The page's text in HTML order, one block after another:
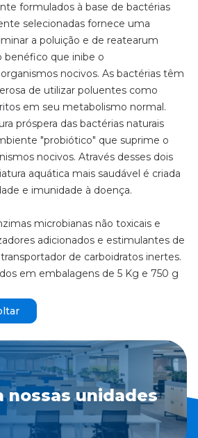
formulados à base de bactérias
selecionadas fornece uma
a poluição e de reatearum
benéfico que inibe o
nocivos. As bactérias têm
de utilizar poluentes como
em seu metabolismo normal.
próspera das bactérias naturais
"probiótico" que suprime o
nocivos. Através desses dois
aquática mais saudável é criada
e imunidade à doença.
microbianas não toxicais e
adicionados e estimulantes de
de carboidratos inertes.
em embalagens de 5 Kg e 750 g
nossas unidades